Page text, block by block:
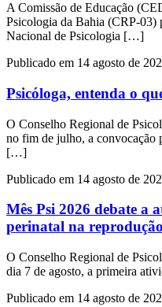
A Comissão de Educação
Psicologia da Bahia (CRP-
Nacional de Psicologia […]
Publicado em 14 agosto de
Psicóloga, entenda o
O Conselho Regional de
no fim de julho, a convocação
[…]
Publicado em 14 agosto de
Mês Psi 2026 debate a
perinatal na
O Conselho Regional de
dia 7 de agosto, a primeira
Publicado em 14 agosto de